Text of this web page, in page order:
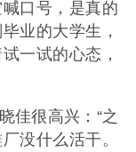
口号，是真的
业的大学生，
一试的心态，
佳很高兴：“之
没什么活干。